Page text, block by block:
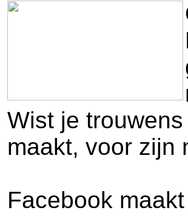
Wist je
maakt, voor zijn
Facebook